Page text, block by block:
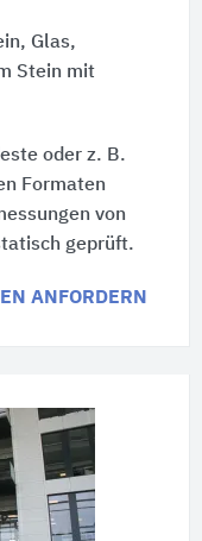
Glas,
Stein mit
oder z. B.
Formaten
von
geprüft.
ANFORDERN